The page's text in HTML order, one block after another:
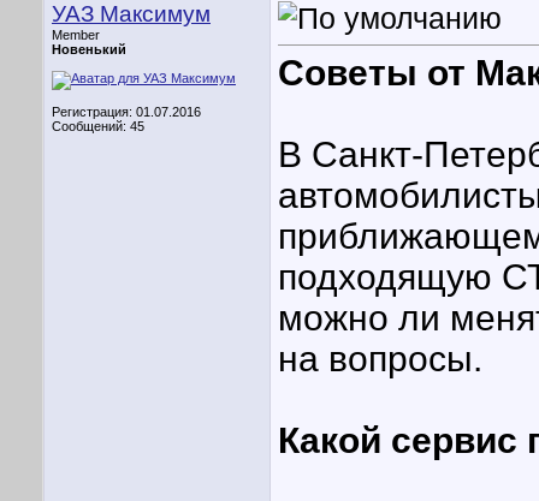
УАЗ Максимум
Member
Новенький
Регистрация: 01.07.2016
Сообщений: 45
Советы от
В Санкт-
подходящую
можно ли
на вопросы.
Какой